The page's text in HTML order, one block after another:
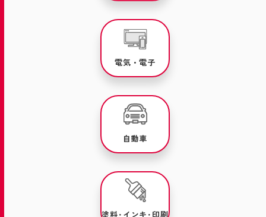
電気・電子
自動車
塗料･インキ･印刷